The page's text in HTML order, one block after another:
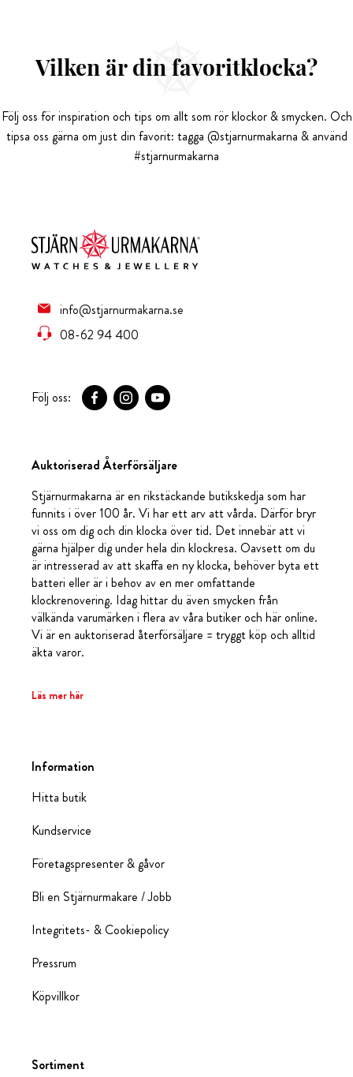
Vilken är din favoritklocka?
Följ oss för inspiration och tips om allt som rör klockor & smycken. Och
tipsa oss gärna om just din favorit: tagga @stjarnurmakarna & använd
#stjarnurmakarna
info@stjarnurmakarna.se
08-62 94 400
Följ oss:
Auktoriserad Återförsäljare
Stjärnurmakarna är en rikstäckande butikskedja som har
funnits i över 100 år. Vi har ett arv att vårda. Därför bryr
vi oss om dig och din klocka över tid. Det innebär att vi
gärna hjälper dig under hela din klockresa. Oavsett om du
är intresserad av att skaffa en ny klocka, behöver byta ett
batteri eller är i behov av en mer omfattande
klockrenovering. Idag hittar du även smycken från
välkända varumärken i flera av våra butiker och här online.
Vi är en auktoriserad återförsäljare = tryggt köp och alltid
äkta varor.
Läs mer här
Information
Hitta butik
Kundservice
Företagspresenter & gåvor
Bli en Stjärnurmakare / Jobb
Integritets- & Cookiepolicy
Pressrum
Köpvillkor
Sortiment